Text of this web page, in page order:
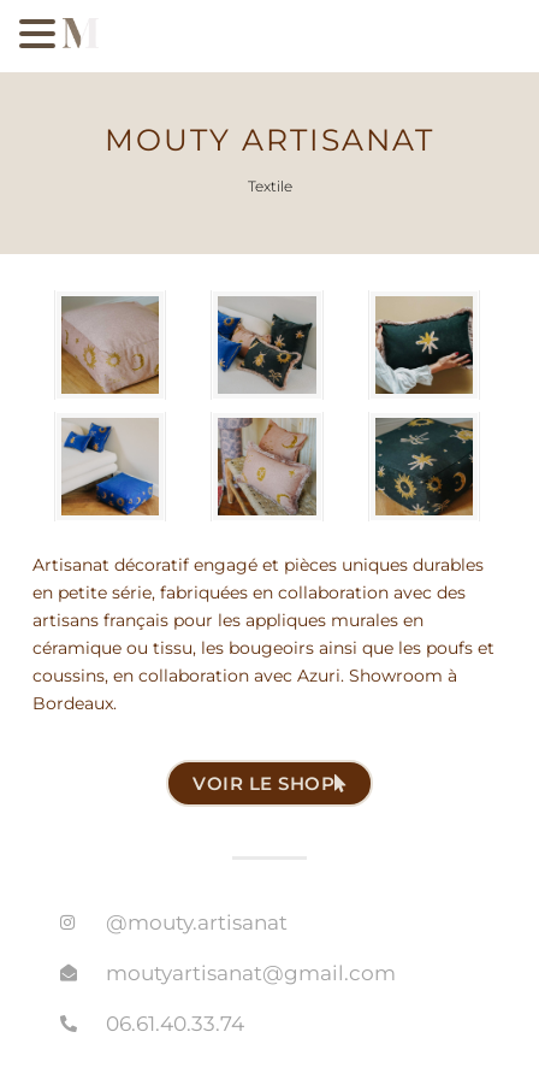
MOUTY ARTISANAT
Textile
Artisanat décoratif engagé et pièces uniques durables
en petite série, fabriquées en collaboration avec des
artisans français pour les appliques murales en
céramique ou tissu, les bougeoirs ainsi que les poufs et
coussins, en collaboration avec Azuri. Showroom à
Bordeaux.
VOIR LE SHOP
@mouty.artisanat
moutyartisanat@gmail.com
06.61.40.33.74